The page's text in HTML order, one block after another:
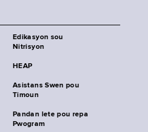
Edikasyon sou
Nitrisyon
HEAP
Asistans Swen pou
Timoun
Pandan lete pou repa
Pwogram